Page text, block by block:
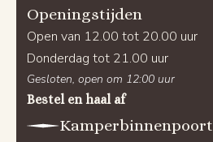
Openingstijden
Open van 12.00 tot 20.00 uur
Donderdag tot 21.00 uur
Gesloten, open om 12:00 uur
Bestel en haal af
Kamperbinnenpoort